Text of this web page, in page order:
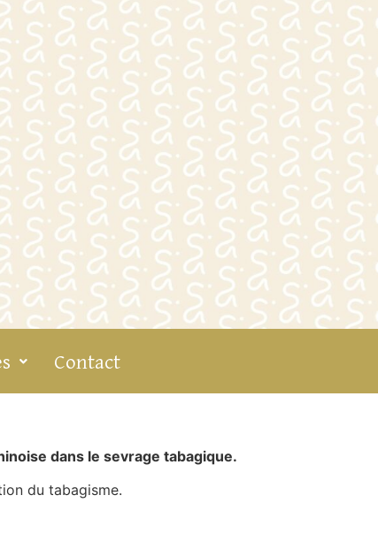
Contact
dans le sevrage tabagique.
du tabagisme.